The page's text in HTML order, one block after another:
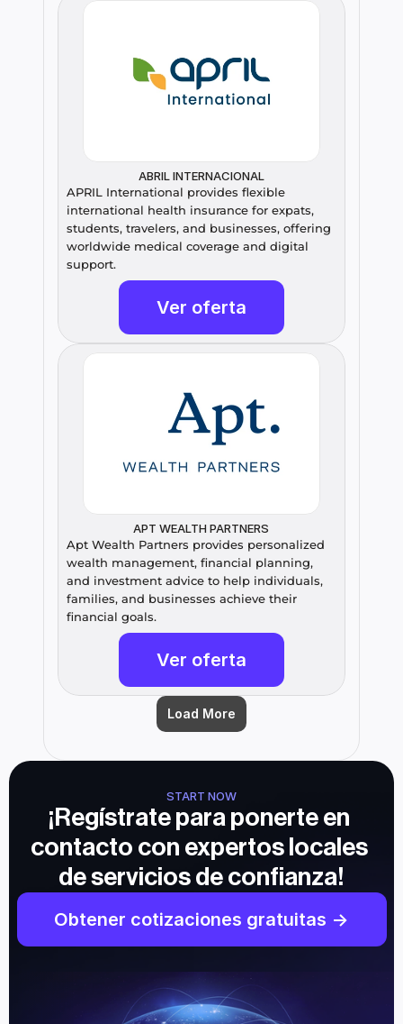
ABRIL INTERNACIONAL
APRIL International provides flexible
international health insurance for expats,
students, travelers, and businesses, offering
worldwide medical coverage and digital
support.
Ver oferta
APT WEALTH PARTNERS
Apt Wealth Partners provides personalized
wealth management, financial planning,
and investment advice to help individuals,
families, and businesses achieve their
financial goals.
Ver oferta
Load More
START NOW
¡Regístrate para ponerte en
contacto con expertos locales
de servicios de confianza!
Obtener cotizaciones gratuitas ->